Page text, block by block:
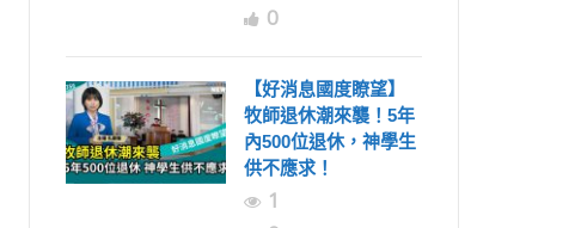
0
【好消息國度瞭望】
牧師退休潮來襲！5年
內500位退休，神學生
供不應求！
1